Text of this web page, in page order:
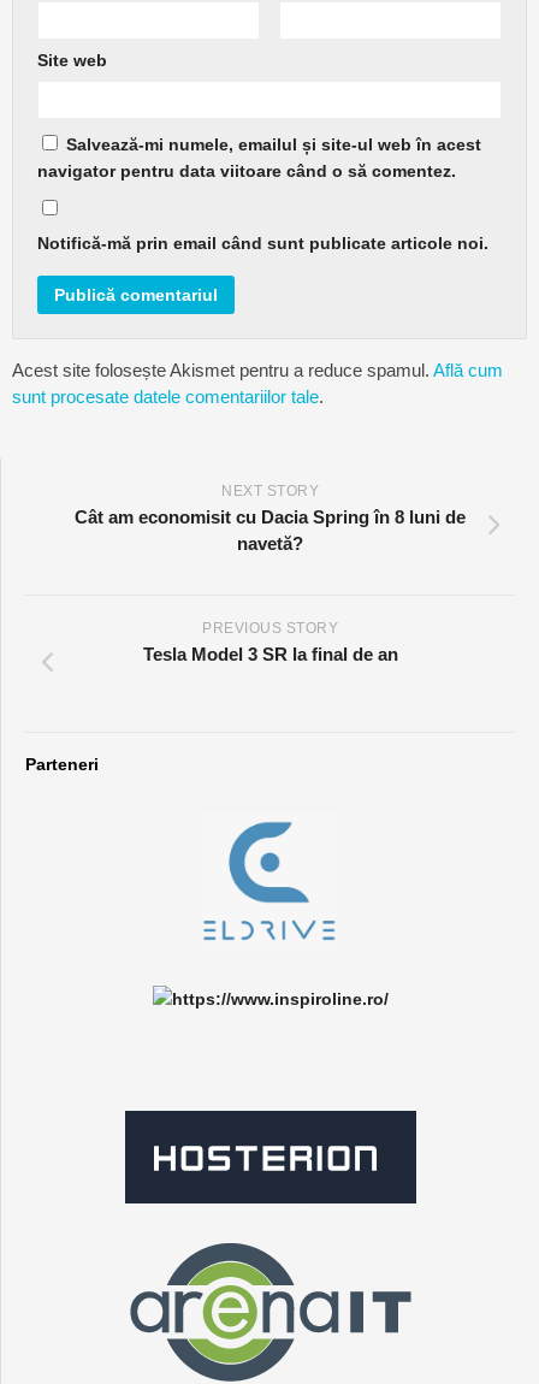
Site web
Salvează-mi numele, emailul și site-ul web în acest
navigator pentru data viitoare când o să comentez.
Notifică-mă prin email când sunt publicate articole noi.
Acest site folosește Akismet pentru a reduce spamul. Află cum
sunt procesate datele comentariilor tale.
NEXT STORY
Cât am economisit cu Dacia Spring în 8 luni de
navetă?
PREVIOUS STORY
Tesla Model 3 SR la final de an
Parteneri